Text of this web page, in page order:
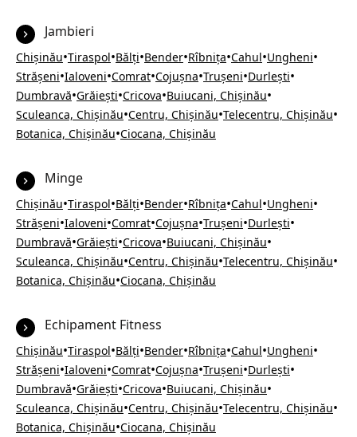
Jambieri
Chișinău•Tiraspol•Bălți•Bender•Rîbnița•Cahul•Ungheni•
Strășeni•Ialoveni•Comrat•Cojușna•Trușeni•Durlești•
Dumbravă•Grăiești•Cricova•Buiucani, Chișinău•
Sculeanca, Chișinău•Centru, Chișinău•Telecentru, Chișinău•
Botanica, Chișinău•Ciocana, Chișinău
Minge
Chișinău•Tiraspol•Bălți•Bender•Rîbnița•Cahul•Ungheni•
Strășeni•Ialoveni•Comrat•Cojușna•Trușeni•Durlești•
Dumbravă•Grăiești•Cricova•Buiucani, Chișinău•
Sculeanca, Chișinău•Centru, Chișinău•Telecentru, Chișinău•
Botanica, Chișinău•Ciocana, Chișinău
Echipament Fitness
Chișinău•Tiraspol•Bălți•Bender•Rîbnița•Cahul•Ungheni•
Strășeni•Ialoveni•Comrat•Cojușna•Trușeni•Durlești•
Dumbravă•Grăiești•Cricova•Buiucani, Chișinău•
Sculeanca, Chișinău•Centru, Chișinău•Telecentru, Chișinău•
Botanica, Chișinău•Ciocana, Chișinău